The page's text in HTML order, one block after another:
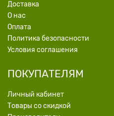
Доставка
О нас
Оплата
Политика безопасности
Условия соглашения
ПОКУПАТЕЛЯМ
Личный кабинет
Товары со скидкой